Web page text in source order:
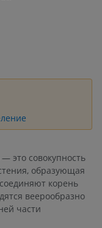
— это совокупность
образующая
корень
веерообразно
части